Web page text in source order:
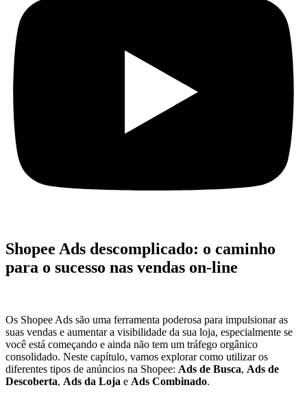
Shopee Ads descomplicado: o caminho
para o sucesso nas vendas on-line
Os Shopee Ads são uma ferramenta poderosa para impulsionar as
suas vendas e aumentar a visibilidade da sua loja, especialmente se
você está começando e ainda não tem um tráfego orgânico
consolidado. Neste capítulo, vamos explorar como utilizar os
diferentes tipos de anúncios na Shopee: Ads de Busca, Ads de
Descoberta, Ads da Loja e Ads Combinado.